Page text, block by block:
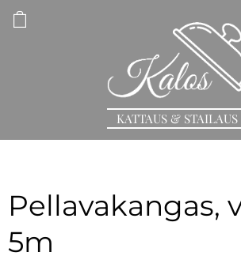
KATTAUS & STAILAUS
Pellavakangas,
5m